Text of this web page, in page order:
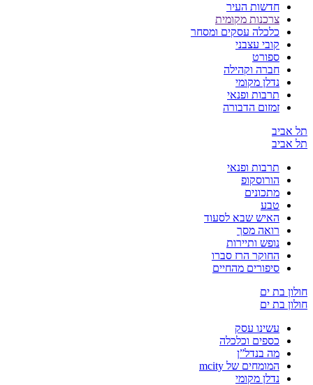
חדשות העיר
צרכנות מקומית
כלכלה עסקים ומסחר
קובי עצבני
ספורט
חברה וקהילה
נדלן מקומי
תרבות ופנאי
זמזום הדבורה
אביב
אביב
תרבות ופנאי
הורוסקופ
מתכונים
טבע
האיש שבא לסעוד
רואה מסך
נופש ותיירות
החוקר הרז סברו
סיפורים מהחיים
בת ים
בת ים
עשינו עסק
כספים וכלכלה
מה בנדל”ן
המומחים של mcity
נדלן מקומי